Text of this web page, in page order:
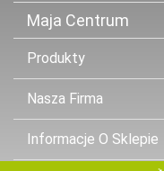
Maja Centrum
Produkty
Nasza Firma
Informacje O Sklepie